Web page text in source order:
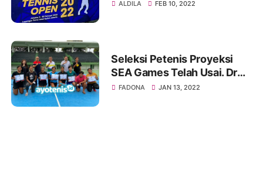
ALDILA FEB 10, 2022
Seleksi Petenis Proyeksi
SEA Games Telah Usai. Dr
Rildo Ananda Anwar Imbau
FADONA JAN 13, 2022